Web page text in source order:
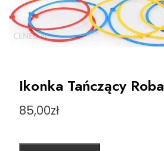
Ikonka Tańczący
85,00zł